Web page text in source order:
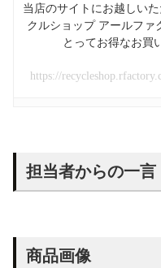
当店のサイトにお越しい
クルショップ アールファ
とってお得なお買
https://
担当者からの一言
商品画像